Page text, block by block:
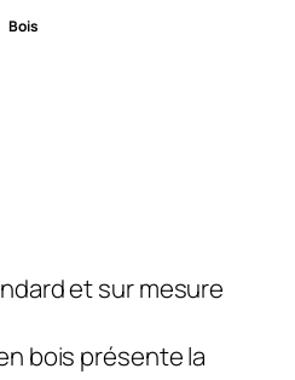
Bois
et sur mesure
bois présente la